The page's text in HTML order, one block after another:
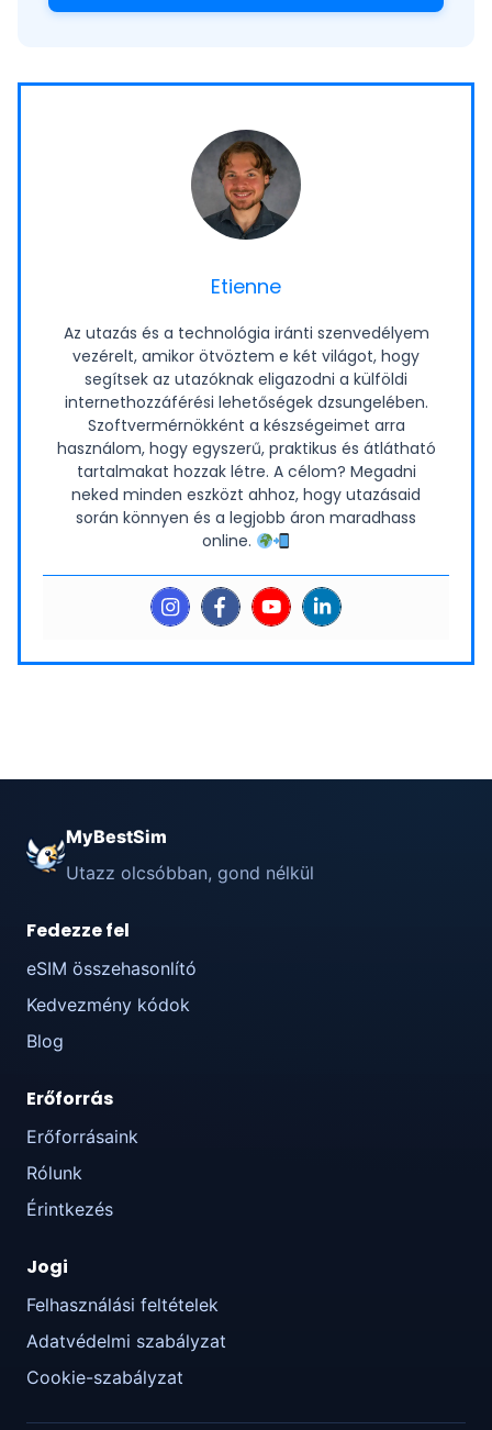
Etienne
Az utazás és a technológia iránti szenvedélyem
vezérelt, amikor ötvöztem e két világot, hogy
segítsek az utazóknak eligazodni a külföldi
internethozzáférési lehetőségek dzsungelében.
Szoftvermérnökként a készségeimet arra
használom, hogy egyszerű, praktikus és átlátható
tartalmakat hozzak létre. A célom? Megadni
neked minden eszközt ahhoz, hogy utazásaid
során könnyen és a legjobb áron maradhass
online.
MyBestSim
Utazz olcsóbban, gond nélkül
Fedezze fel
eSIM összehasonlító
Kedvezmény kódok
Blog
Erőforrás
Erőforrásaink
Rólunk
Érintkezés
Jogi
Felhasználási feltételek
Adatvédelmi szabályzat
Cookie-szabályzat